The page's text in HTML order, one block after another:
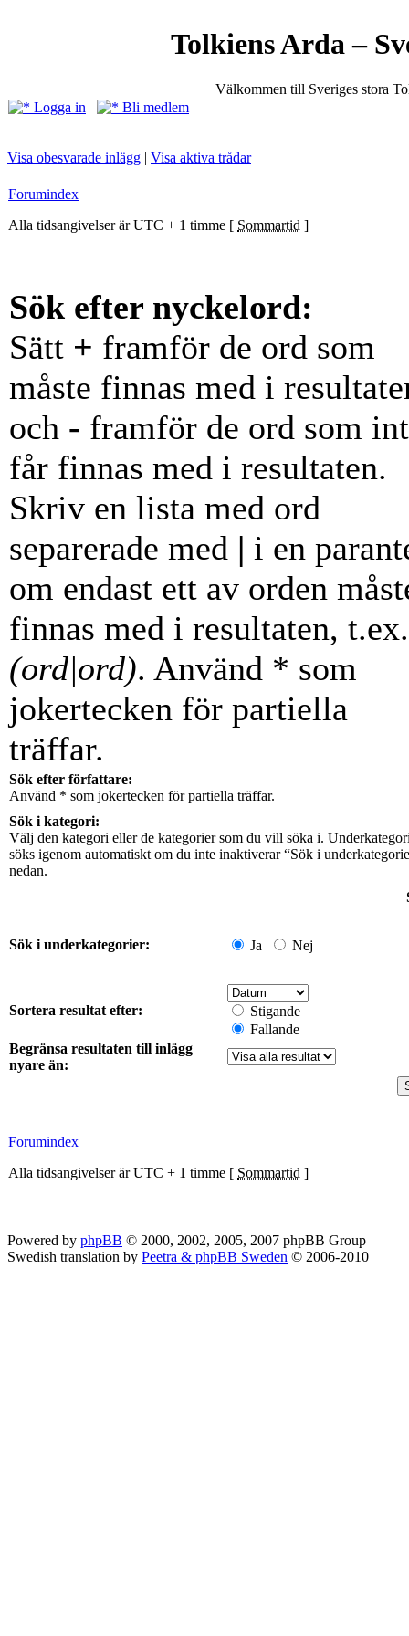
Tolkiens Arda –
Välkommen till Sveriges stora
Logga in
Bli medlem
Visa obesvarade inlägg | Visa aktiva trådar
Forumindex
Alla tidsangivelser är UTC + 1 timme [ Sommartid ]
Sök efter nyckelord:
Sätt + framför de ord som
måste finnas med i
och - framför de ord som
får finnas med i resultaten.
Skriv en lista med ord
separerade med | i en
om endast ett av orden
finnas med i resultaten, t.ex.
(ord|ord). Använd * som
jokertecken för partiella
träffar.
Sök efter författare:
Använd * som jokertecken för partiella träffar.
Sök i kategori:
Välj den kategori eller de kategorier som du vill söka i.
söks igenom automatiskt om du inte inaktiverar “Sök i
nedan.
Sök i underkategorier: Ja Nej
Sortera resultat efter:
Stigande
Fallande
Begränsa resultaten till inlägg
nyare än:
Forumindex
Alla tidsangivelser är UTC + 1 timme [ Sommartid ]
Powered by phpBB © 2000, 2002, 2005, 2007 phpBB Group
Swedish translation by Peetra & phpBB Sweden © 2006-2010